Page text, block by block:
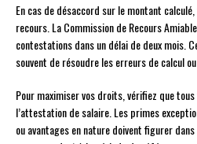
En cas de désaccord sur le montant
recours. La Commission de Recours
contestations dans un délai de deux mois.
souvent de résoudre les erreurs de calcul
Pour maximiser vos droits, vérifiez que
l’attestation de salaire. Les primes
ou avantages en nature doivent figurer